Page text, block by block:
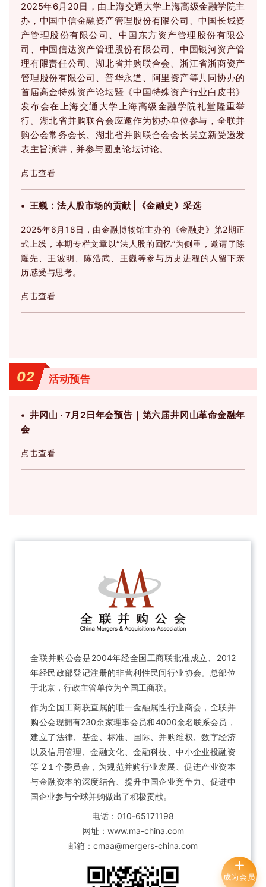
2025年6月20日，由上海交通大学上海高级金融学院主
办，中国中信金融资产管理股份有限公司、中国长城资
产管理股份有限公司、中国东方资产管理股份有限公
司、中国信达资产管理股份有限公司、中国银河资产管
理有限责任公司、湖北省并购联合会、浙江省浙商资产
管理股份有限公司、普华永道、阿里资产等共同协办的
首届高金特殊资产论坛暨《中国特殊资产行业白皮书》
发布会在上海交通大学上海高级金融学院礼堂隆重举
行。 湖北省并购联合会应邀作为协办单位参与，全联并
购公会常务会长、湖北省并购联合会会长吴立新受邀发
表主旨演讲，并参与圆桌论坛讨论。
点击查看
• 王巍：法人股市场的贡献 |《金融史》采选
2025年6月18日，由金融博物馆主办的《金融史》第2期正
式上线，本期专栏文章以“法人股的回忆”为侧重，邀请了陈
耀先、王波明、陈浩武、王巍等参与历史进程的人留下亲
历感受与思考。
点击查看
02 活动预告
• 井冈山 · 7月2日年会预告｜第六届井冈山革命金融年
会
点击查看
全联并购公会是2004年经全国工商联批准成立、2012
年经民政部登记注册的非营利性民间行业协会。总部位
于北京，行政主管单位为全国工商联。
作为全国工商联直属的唯一金融属性行业商会，全联并
购公会现拥有230余家理事会员和4000余名联系会员，
建立了法律、基金、标准、国际、并购维权、数字经济
以及信用管理、金融文化、金融科技、中小企业投融资
等 2１个委员会，为规范并购行业发展、促进产业资本
与金融资本的深度结合、提升中国企业竞争力、促进中
国企业参与全球并购做出了积极贡献。
电话：010-65171198
网址：www.ma-china.com
邮箱：cmaa@mergers-china.com
成为会员